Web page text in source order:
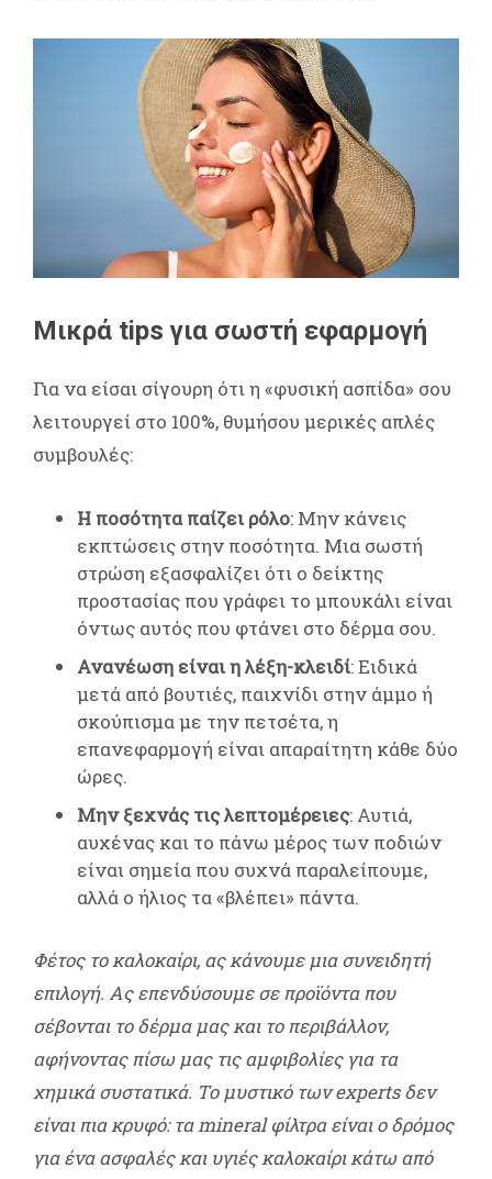
Μικρά tips για σωστή εφαρμογή
Για να είσαι σίγουρη ότι η «φυσική ασπίδα» σου
λειτουργεί στο 100%, θυμήσου μερικές απλές
συμβουλές:
Η ποσότητα παίζει ρόλο: Μην κάνεις
εκπτώσεις στην ποσότητα. Μια σωστή
στρώση εξασφαλίζει ότι ο δείκτης
προστασίας που γράφει το μπουκάλι είναι
όντως αυτός που φτάνει στο δέρμα σου.
Ανανέωση είναι η λέξη-κλειδί: Ειδικά
μετά από βουτιές, παιχνίδι στην άμμο ή
σκούπισμα με την πετσέτα, η
επανεφαρμογή είναι απαραίτητη κάθε δύο
ώρες.
Μην ξεχνάς τις λεπτομέρειες: Αυτιά,
αυχένας και το πάνω μέρος των ποδιών
είναι σημεία που συχνά παραλείπουμε,
αλλά ο ήλιος τα «βλέπει» πάντα.
Φέτος το καλοκαίρι, ας κάνουμε μια συνειδητή
επιλογή. Ας επενδύσουμε σε προϊόντα που
σέβονται το δέρμα μας και το περιβάλλον,
αφήνοντας πίσω μας τις αμφιβολίες για τα
χημικά συστατικά. Το μυστικό των experts δεν
είναι πια κρυφό: τα mineral φίλτρα είναι ο δρόμος
για ένα ασφαλές και υγιές καλοκαίρι κάτω από